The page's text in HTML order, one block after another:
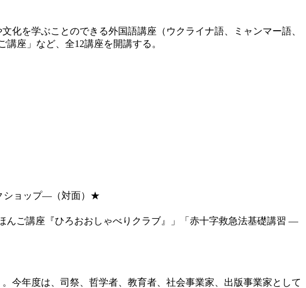
を学ぶことのできる外国語講座（ウクライナ語、ミャンマー語、
座」など、全12講座を開講する。
ショップ―（対面）★
んご講座『ひろおおしゃべりクラブ』」「赤十字救急法基礎講習 ―
今年度は、司祭、哲学者、教育者、社会事業家、出版事業家として